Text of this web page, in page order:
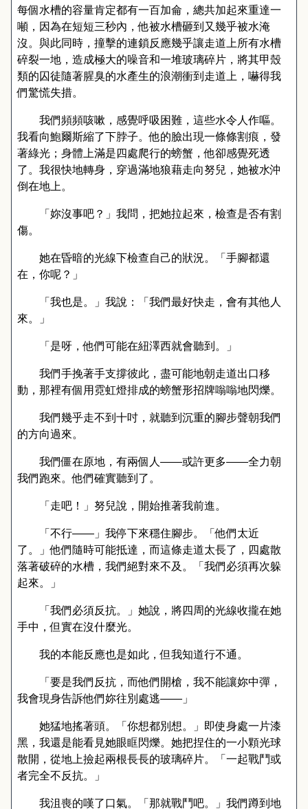
每個水槽的容量肯定都有一百加侖，總共加起來重達一
噸，因為在短短三秒內，他被水槽砸到又幾乎被水淹
沒。與此同時，撞擊的連鎖反應幾乎讓走道上所有水槽
碎裂一地，造成極大的噪音和一堆玻璃碎片，將其甲殼
類的囚徒隨著腥臭的水產生的浪潮衝到走道上，嚇得我
們驚慌失措。
我們頻頻咳嗽，感覺呼吸困難，這些水令人作嘔。
我看向鮑爾斯縮了下脖子。他的臉出現一條條割痕，發
著綠光；身體上滿是四處爬行的螃蟹，他卻感覺死透
了。我很快地轉身，穿過滿地狼藉走向努兒，她被水沖
倒在地上。
「妳沒事吧？」我問，把她拉起來，檢查是否有割
傷。
她在昏暗的光線下檢查自己的狀況。「手腳都還
在，你呢？」
「我也是。」我說：「我們最好快走，會有其他人
來。」
「是呀，他們可能在紐澤西就會聽到。」
我們手挽著手支撐彼此，盡可能地朝走道出口移
動，那裡有個用霓虹燈排成的螃蟹形招牌嗡嗡地閃爍。
我們幾乎走不到十吋，就聽到沉重的腳步聲朝我們
的方向過來。
我們僵在原地，有兩個人 ——或許更多——全力朝
我們跑來。他們確實聽到了。
「走吧！」努兒說，開始推著我前進。
「不行—— 」我停下來穩住腳步。「他們太近
了。」他們隨時可能抵達，而這條走道太長了，四處散
落著破碎的水槽，我們絕對來不及。「我們必須再次躲
起來。」
「我們必須反抗。」她說，將四周的光線收攏在她
手中，但實在沒什麼光。
我的本能反應也是如此，但我知道行不通。
「要是我們反抗，而他們開槍，我不能讓妳中彈，
我會現身告訴他們妳往別處逃—— 」
她猛地搖著頭。「你想都別想。」即使身處一片漆
黑，我還是能看見她眼眶閃爍。她把捏住的一小顆光球
散開，從地上撿起兩根長長的玻璃碎片。「一起戰鬥或
者完全不反抗。」
我沮喪的嘆了口氣。「那就戰鬥吧。」我們蹲到地